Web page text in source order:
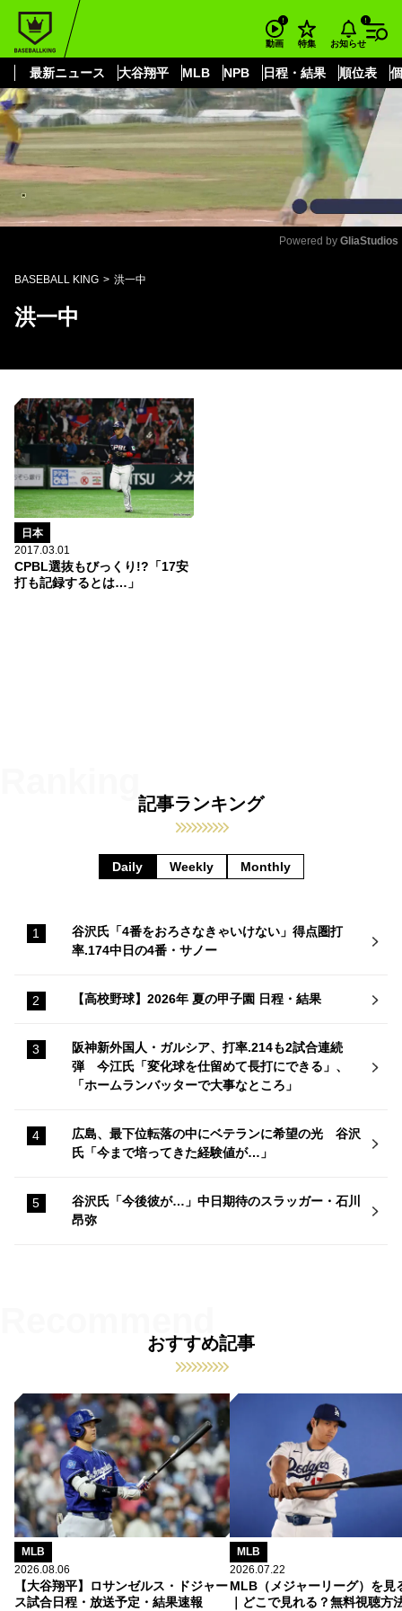
動画 特集 お知らせ
最新ニュース 大谷翔平 MLB NPB 日程・結果 順位表
もっと見る
Powered by GliaStudios
BASEBALL KING 洪一中
洪一中
日本
2017.03.01
CPBL選抜もびっくり!?「17安
打も記録するとは…」
記事ランキング
Daily Weekly Monthly
谷沢氏「4番をおろさなきゃいけない」得点圏打
率.174中日の4番・サノー
【高校野球】2026年 夏の甲子園 日程・結果
阪神新外国人・ガルシア、打率.214も2試合連続
弾 今江氏「変化球を仕留めて長打にできる」、
「ホームランバッターで大事なところ」
広島、最下位転落の中にベテランに希望の光 谷沢
氏「今まで培ってきた経験値が…」
谷沢氏「今後彼が…」中日期待のスラッガー・石川
昂弥
おすすめ記事
MLB
2026.08.06
【大谷翔平】ロサンゼルス・ドジャー
ス試合日程・放送予定・結果速報
MLB
2026.07.22
MLB（メジャーリーグ）を見
｜どこで見れる？無料視聴方